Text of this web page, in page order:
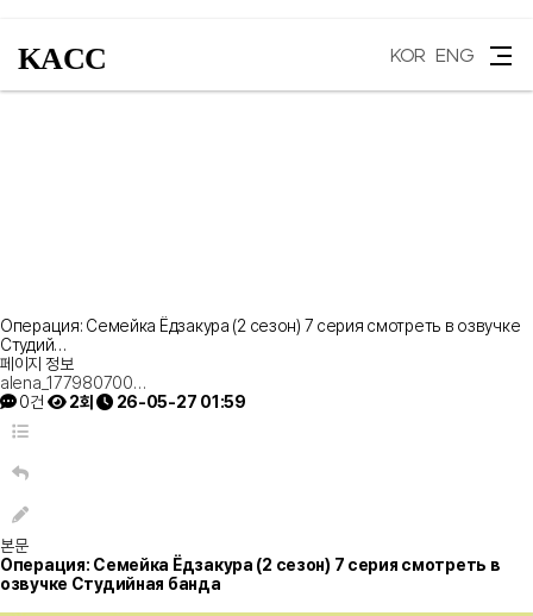
KACC KOR ENG
Операция: Семейка Ёдзакура (2 сезон) 7 серия смотреть в озвучке
Студий…
페이지 정보
alena_177980700…
0건
2회 26-05-27 01:59
본문
Операция: Семейка Ёдзакура (2 сезон) 7 серия смотреть в
озвучке Студийная банда